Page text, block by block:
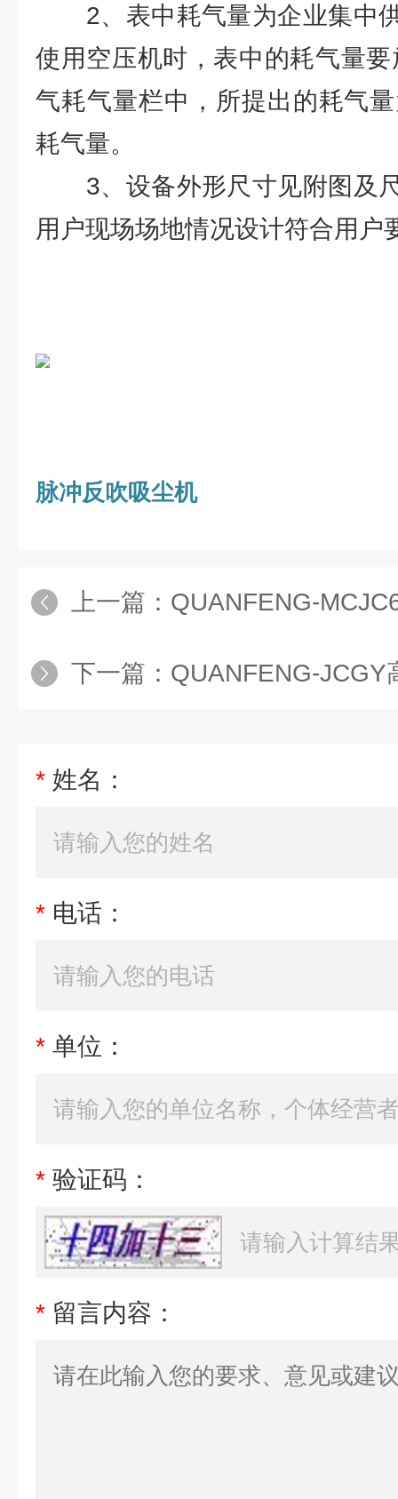
2、表中耗气量为企业集中
使用空压机时，表中的耗气量
气耗气量栏中，所提出的耗气
耗气量。
3、设备外形尺寸见附图及
用户现场场地情况设计符合用户
脉冲反吹吸尘机
上一篇： QUANFENG-MCJC66
下一篇： QUANFENG-JCGY
* 姓名：
* 电话：
* 单位：
* 验证码：
* 留言内容：